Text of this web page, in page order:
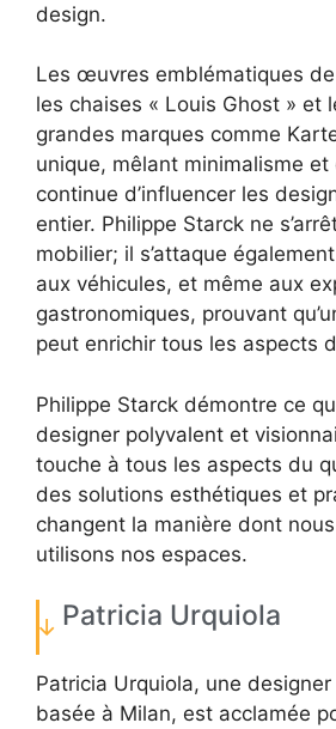
design.
Les œuvres emblématiques
les chaises « Louis Ghost » et
grandes marques comme
unique, mêlant minimalisme et
continue d’influencer les
entier. Philippe Starck ne
mobilier; il s’attaque
aux véhicules, et même aux
gastronomiques, prouvant
peut enrichir tous les aspects
Philippe Starck démontre ce
designer polyvalent et
touche à tous les aspects du
des solutions esthétiques et
changent la manière dont
utilisons nos espaces.
Patricia Urquiola
Patricia Urquiola, une
basée à Milan, est acclamée